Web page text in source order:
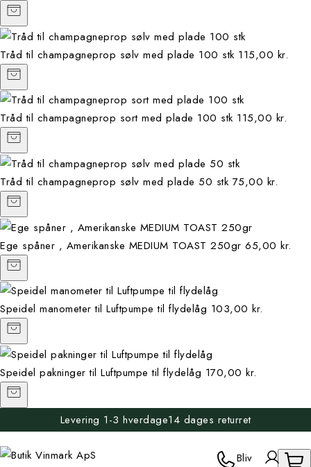
Tråd til champagneprop sølv med plade 100 stk 115,00 kr.
Tråd til champagneprop sort med plade 100 stk 115,00 kr.
Tråd til champagneprop sølv med plade 50 stk 75,00 kr.
Ege spåner , Amerikanske MEDIUM TOAST 250gr 65,00 kr.
Speidel manometer til Luftpumpe til flydelåg 103,00 kr.
Speidel pakninger til Luftpumpe til flydelåg 170,00 kr.
Levering 1-3 hverdage14 dages returret
Bliv